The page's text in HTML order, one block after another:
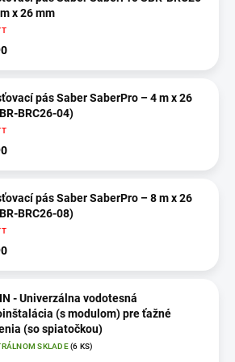
x 26 mm
pás Saber SaberPro – 4 m x 26
BRC26-04)
pás Saber SaberPro – 8 m x 26
BRC26-08)
- Univerzálna vodotesná
(s modulom) pre ťažné
(so spiatočkou)
SKLADE(6 KS)